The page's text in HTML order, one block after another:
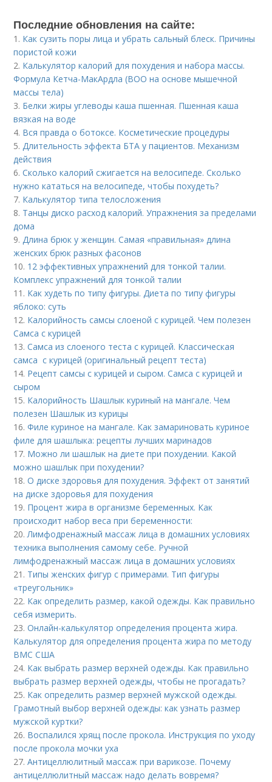
Последние обновления на сайте:
1. Как сузить поры лица и убрать сальный блеск. Причины
пористой кожи
2. Калькулятор калорий для похудения и набора массы.
Формула Кетча-МакАрдла (ВОО на основе мышечной
массы тела)
3. Белки жиры углеводы каша пшенная. Пшенная каша
вязкая на воде
4. Вся правда о ботоксе. Косметические процедуры
5.Длительность эффекта БТА у пациентов. Механизм
действия
6.Сколько калорий сжигается на велосипеде. Сколько
нужно кататься на велосипеде, чтобы похудеть?
7. Калькулятор типа телосложения
8. Танцы диско расход калорий. Упражнения за пределами
дома
9.Длина брюк у женщин. Самая «правильная» длина
женских брюк разных фасонов
10. 12 эффективных упражнений для тонкой талии.
Комплекс упражнений для тонкой талии
11. Как худеть по типу фигуры. Диета по типу фигуры
яблоко: суть
12. Калорийность самсы слоеной с курицей. Чем полезен
Самса с курицей
13.Самса из слоеного теста с курицей. Классическая
самса с курицей (оригинальный рецепт теста)
14. Рецепт самсы с курицей и сыром. Самса с курицей и
сыром
15. Калорийность Шашлык куриный на мангале. Чем
полезен Шашлык из курицы
16.Филе куриное на мангале. Как замариновать куриное
филе для шашлыка: рецепты лучших маринадов
17. Можно ли шашлык на диете при похудении. Какой
можно шашлык при похудении?
18.О диске здоровья для похудения. Эффект от занятий
на диске здоровья для похудения
19. Процент жира в организме беременных. Как
происходит набор веса при беременности:
20.Лимфодренажный массаж лица в домашних условиях
техника выполнения самому себе. Ручной
лимфодренажный массаж лица в домашних условиях
21. Типы женских фигур с примерами. Тип фигуры
«треугольник»
22. Как определить размер, какой одежды. Как правильно
себя измерить.
23.Онлайн-калькулятор определения процента жира.
Калькулятор для определения процента жира по методу
ВМС США
24. Как выбрать размер верхней одежды. Как правильно
выбрать размер верхней одежды, чтобы не прогадать?
25. Как определить размер верхней мужской одежды.
Грамотный выбор верхней одежды: как узнать размер
мужской куртки?
26. Воспалился хрящ после прокола. Инструкция по уходу
после прокола мочки уха
27.Антицеллюлитный массаж при варикозе. Почему
антицеллюлитный массаж надо делать вовремя?